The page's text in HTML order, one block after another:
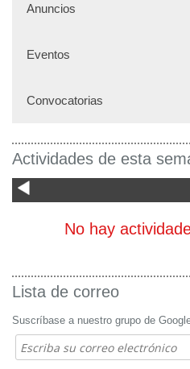
Anuncios
Eventos
Convocatorias
Actividades de esta
No hay
Lista de correo
Suscríbase a nuestro grupo de